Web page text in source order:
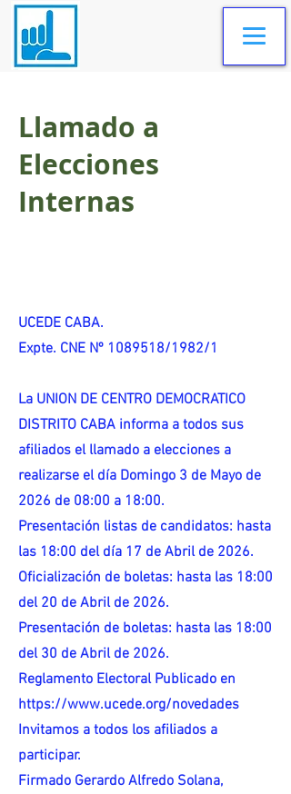
Llamado a
Elecciones
Internas
UCEDE CABA.
Expte. CNE Nº 1089518/1982/1
La UNION DE CENTRO DEMOCRATICO
DISTRITO CABA informa a todos sus
afiliados el llamado a elecciones a
realizarse el día Domingo 3 de Mayo de
2026 de 08:00 a 18:00.
Presentación listas de candidatos: hasta
las 18:00 del día 17 de Abril de 2026.
Oficialización de boletas: hasta las 18:00
del 20 de Abril de 2026.
Presentación de boletas: hasta las 18:00
del 30 de Abril de 2026.
Reglamento Electoral Publicado en
https://www.ucede.org/novedades
Invitamos a todos los afiliados a
participar.
Firmado Gerardo Alfredo Solana,